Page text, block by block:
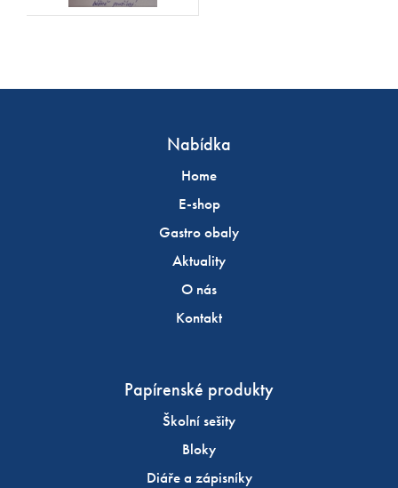
Nabídka
Home
E-shop
Gastro obaly
Aktuality
O nás
Kontakt
Papírenské produkty
Školní sešity
Bloky
Diáře a zápisníky